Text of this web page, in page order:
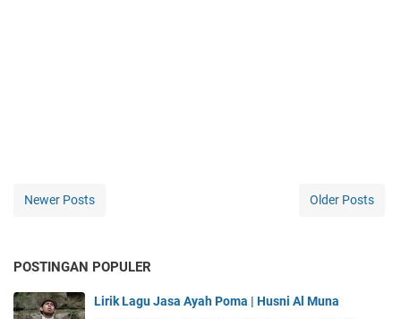
Newer Posts Older Posts
POSTINGAN POPULER
Lirik Lagu Jasa Ayah Poma | Husni Al Muna